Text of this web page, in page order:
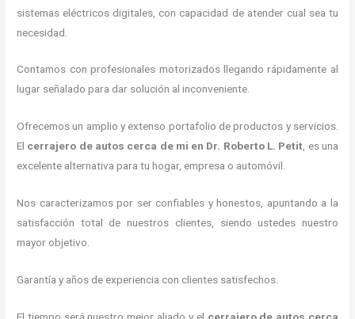
sistemas eléctricos digitales, con capacidad de atender cual sea tu
necesidad.
Contamos con profesionales motorizados llegando rápidamente al
lugar señalado para dar solución al inconveniente.
Ofrecemos un amplio y extenso portafolio de productos y servicios.
El cerrajero de autos cerca de mi en Dr. Roberto L. Petit, es una
excelente alternativa para tu hogar, empresa o automóvil.
Nos caracterizamos por ser confiables y honestos, apuntando a la
satisfacción total de nuestros clientes, siendo ustedes nuestro
mayor objetivo.
Garantía y años de experiencia con clientes satisfechos.